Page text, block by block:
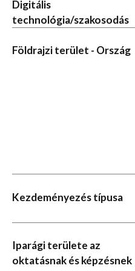
Digitális
technológia/szakosodás
Földrajzi terület - Ország
Kezdeményezés típusa
Iparági területe az
oktatásnak és képzésnek